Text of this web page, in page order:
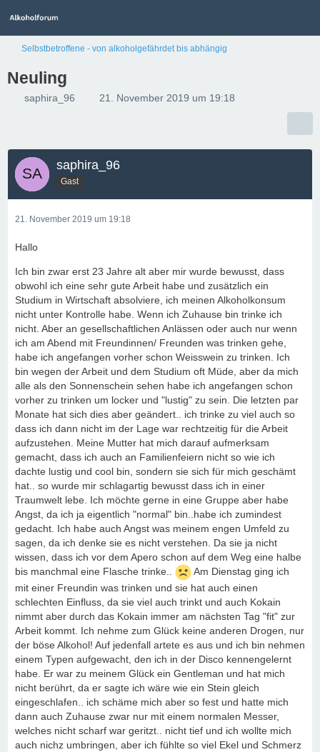
Selbstbetroffene - von alkoholgefährdet bis abhängig
Neuling
saphira_96 21. November 2019 um 19:18
saphira_96
Gast
21. November 2019 um 19:18
Hallo
Ich bin zwar erst 23 Jahre alt aber mir wurde bewusst, dass
obwohl ich eine sehr gute Arbeit habe und zusätzlich ein
Studium in Wirtschaft absolviere, ich meinen Alkoholkonsum
nicht unter Kontrolle habe. Wenn ich Zuhause bin trinke ich
nicht. Aber an gesellschaftlichen Anlässen oder auch nur wenn
ich am Abend mit Freundinnen/ Freunden was trinken gehe,
habe ich angefangen vorher schon Weisswein zu trinken. Ich
bin wegen der Arbeit und dem Studium oft Müde, aber da mich
alle als den Sonnenschein sehen habe ich angefangen schon
vorher zu trinken um locker und "lustig" zu sein. Die letzten par
Monate hat sich dies aber geändert.. ich trinke zu viel auch so
dass ich dann nicht im der Lage war rechtzeitig für die Arbeit
aufzustehen. Meine Mutter hat mich darauf aufmerksam
gemacht, dass ich auch an Familienfeiern nicht so wie ich
dachte lustig und cool bin, sondern sie sich für mich geschämt
hat.. so wurde mir schlagartig bewusst dass ich in einer
Traumwelt lebe. Ich möchte gerne in eine Gruppe aber habe
Angst, da ich ja eigentlich "normal" bin..habe ich zumindest
gedacht. Ich habe auch Angst was meinem engen Umfeld zu
sagen, da ich denke sie es nicht verstehen. Da sie ja nicht
wissen, dass ich vor dem Apero schon auf dem Weg eine halbe
bis manchmal eine Flasche trinke..
Am Dienstag ging ich
mit einer Freundin was trinken und sie hat auch einen
schlechten Einfluss, da sie viel auch trinkt und auch Kokain
nimmt aber durch das Kokain immer am nächsten Tag "fit" zur
Arbeit kommt. Ich nehme zum Glück keine anderen Drogen, nur
der böse Alkohol! Auf jedenfall artete es aus und ich bin nehmen
einem Typen aufgewacht, den ich in der Disco kennengelernt
habe. Er war zu meinem Glück ein Gentleman und hat mich
nicht berührt, da er sagte ich wäre wie ein Stein gleich
eingeschlafen.. ich schäme mich aber so fest und hatte mich
dann auch Zuhause zwar nur mit einem normalen Messer,
welches nicht scharf war geritzt.. nicht tief und ich wollte mich
auch nichz umbringen, aber ich fühlte so viel Ekel und Schmerz